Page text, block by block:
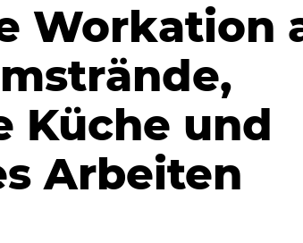
Workation
Küche und
Arbeiten